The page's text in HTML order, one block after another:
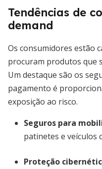
Tendências de
demand
Os consumidores estão
procuram produtos que
Um destaque são os
pagamento é
exposição ao risco.
Seguros para
patinetes e veículos
Proteção